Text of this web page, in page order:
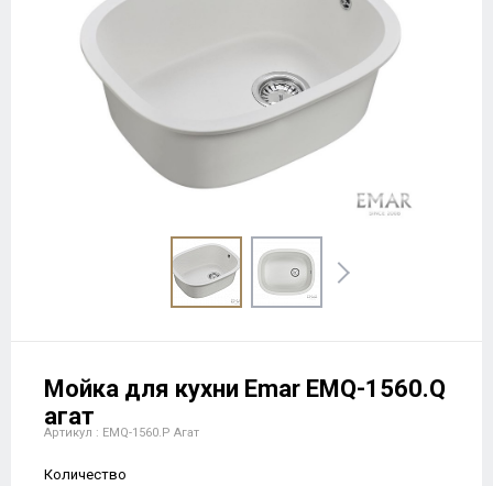
Мойка для кухни Emar EMQ-1560.Q
агат
Артикул : EMQ-1560.P Агат
Количество